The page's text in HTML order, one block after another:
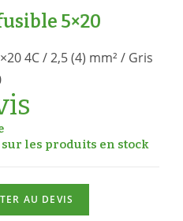
5×20
4C / 2,5 (4) mm² / Gris
les produits en stock
AU DEVIS